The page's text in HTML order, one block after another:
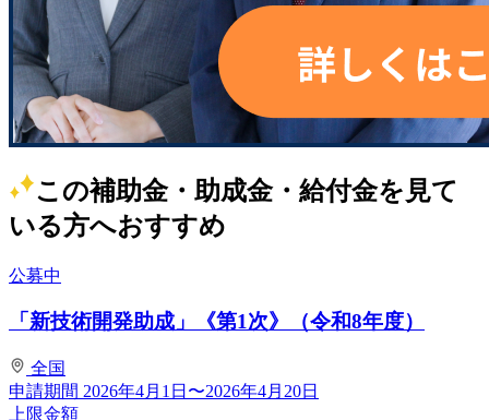
この補助金・助成金・給付金を見て
いる方へおすすめ
公募中
「新技術開発助成」《第1次》（令和8年度）
全国
申請期間 2026年4月1日〜2026年4月20日
上限金額